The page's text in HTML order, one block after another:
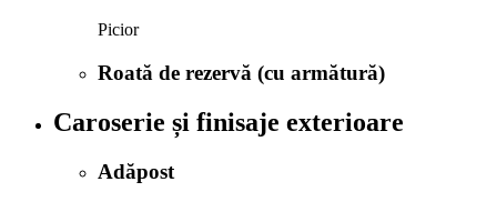
Picior
Roată de rezervă (cu armătură)
Caroserie și finisaje exterioare
Adăpost